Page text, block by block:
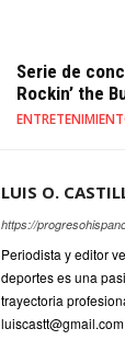
Serie de
Rockin’ the
LUIS O.
https://
Periodista y editor
deportes es una
trayectoria
luiscastt@gmail.com